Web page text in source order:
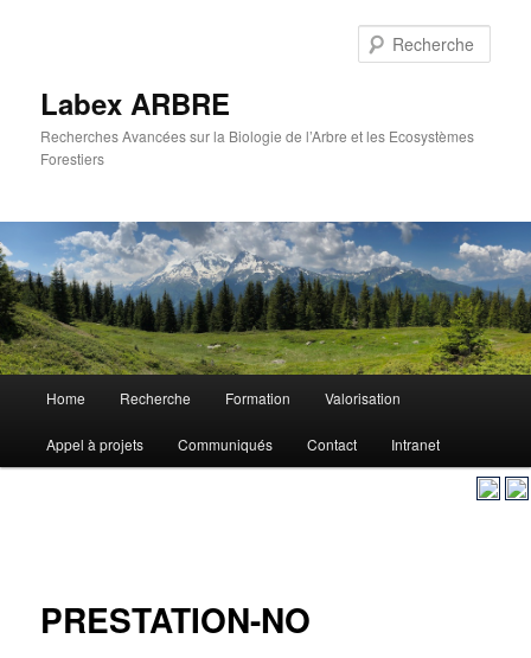
Labex ARBRE
Recherches Avancées sur la Biologie de l’Arbre et les Ecosystèmes
Forestiers
principal
Aller
au
Home Recherche Formation Valorisation
Appel à projets Communiqués Contact Intranet
PRESTATION-NO